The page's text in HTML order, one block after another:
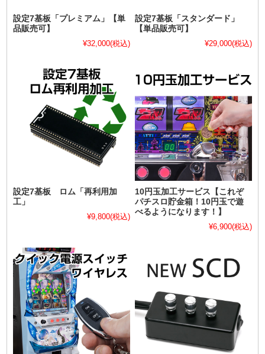
設定7基板「プレミアム」【単
品販売可】
¥32,000(税込)
設定7基板「スタンダード」
【単品販売可】
¥29,000(税込)
設定7基板 ロム「再利用加
工」
¥9,800(税込)
10円玉加工サービス【これぞ
パチスロ貯金箱！10円玉で遊
べるようになります！】
¥6,900(税込)